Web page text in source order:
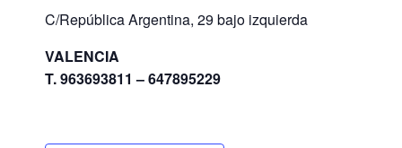
C/República Argentina, 29 bajo izquierda
VALENCIA
T. 963693811 – 647895229